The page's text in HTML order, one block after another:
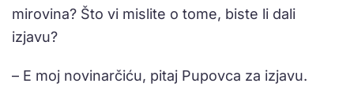
mirovina? Što vi mislite o tome, biste li dali
izjavu?
– E moj novinarčiću, pitaj Pupovca za izjavu.